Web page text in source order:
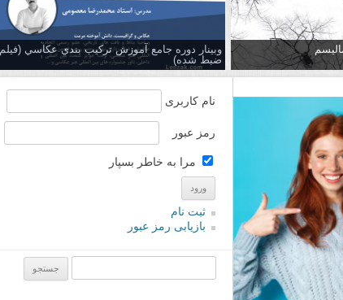
وبینار دوره جامع آموزش تركيب بندي عكاسي (فیلم
ضبط شده)
نام کاربری
رمز عبور
مرا به خاطر بسپار
ثبت نام
بازیابی رمز عبور